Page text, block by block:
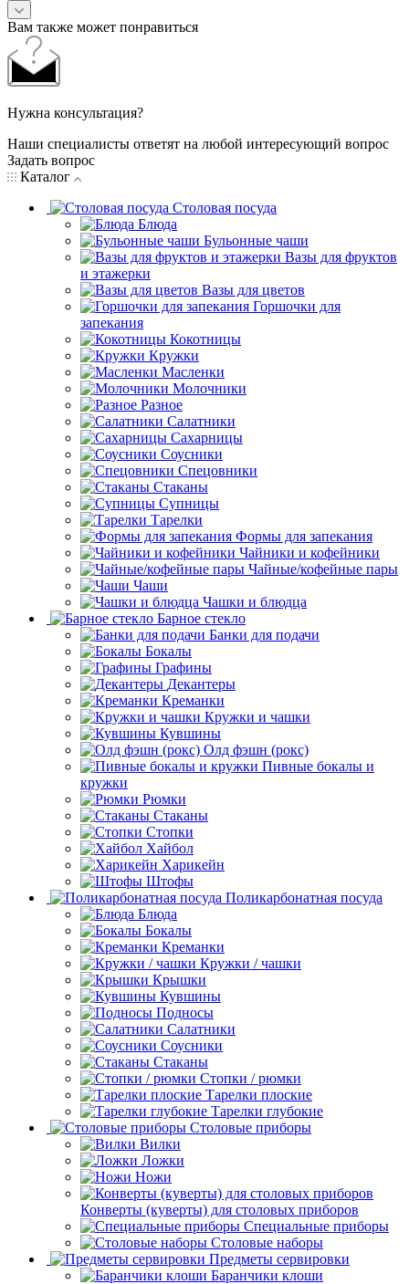
Вам также может понравиться
Нужна консультация?
Наши специалисты ответят на любой интересующий вопрос
Задать вопрос
Каталог
Столовая посуда
Блюда
Бульонные чаши
Вазы для фруктов
и этажерки
Вазы для цветов
Горшочки для
запекания
Кокотницы
Кружки
Масленки
Молочники
Разное
Салатники
Сахарницы
Соусники
Спецовники
Стаканы
Супницы
Тарелки
Формы для запекания
Чайники и кофейники
Чайные/кофейные пары
Чаши
Чашки и блюдца
Барное стекло
Банки для подачи
Бокалы
Графины
Декантеры
Креманки
Кружки и чашки
Кувшины
Олд фэшн (рокс)
Пивные бокалы и
кружки
Рюмки
Стаканы
Стопки
Хайбол
Харикейн
Штофы
Поликарбонатная посуда
Блюда
Бокалы
Креманки
Кружки / чашки
Крышки
Кувшины
Подносы
Салатники
Соусники
Стаканы
Стопки / рюмки
Тарелки плоские
Тарелки глубокие
Столовые приборы
Вилки
Ложки
Ножи
Конверты (куверты) для столовых приборов
Специальные приборы
Столовые наборы
Предметы сервировки
Баранчики клоши